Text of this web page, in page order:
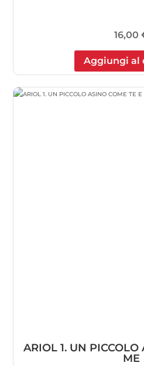
16,00
Aggiungi al
ARIOL 1. UN PICCOLO
ME